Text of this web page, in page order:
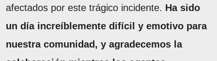
afectados por este trágico incidente. Ha sido
un día increíblemente difícil y emotivo para
nuestra comunidad, y agradecemos la